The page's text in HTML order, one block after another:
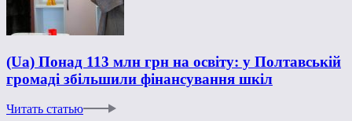
(Ua) Понад 113 млн грн на освіту: у Полтавській
громаді збільшили фінансування шкіл
Читать статью